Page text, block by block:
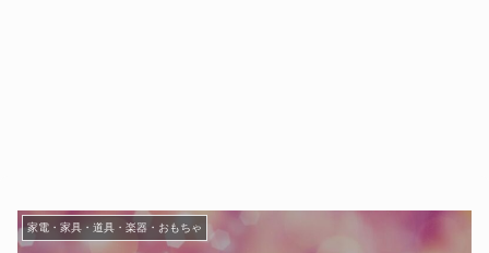
家電・家具・道具・楽器・おもちゃ